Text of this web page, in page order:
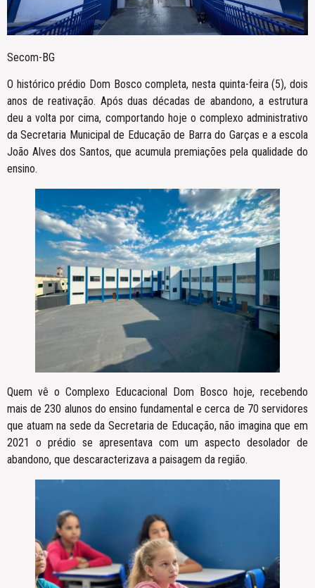
Secom-BG
O histórico prédio Dom Bosco completa, nesta quinta-feira (5), dois
anos de reativação. Após duas décadas de abandono, a estrutura
deu a volta por cima, comportando hoje o complexo administrativo
da Secretaria Municipal de Educação de Barra do Garças e a escola
João Alves dos Santos, que acumula premiações pela qualidade do
ensino.
Quem vê o Complexo Educacional Dom Bosco hoje, recebendo
mais de 230 alunos do ensino fundamental e cerca de 70 servidores
que atuam na sede da Secretaria de Educação, não imagina que em
2021 o prédio se apresentava com um aspecto desolador de
abandono, que descaracterizava a paisagem da região.